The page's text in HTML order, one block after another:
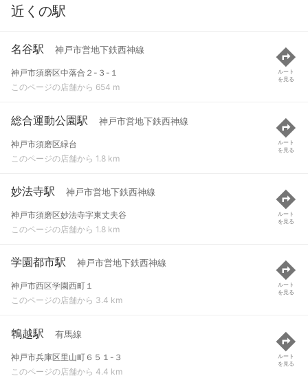
近くの駅
名谷駅 神戸市営地下鉄西神線
神戸市須磨区中落合２-３-１
このページの店舗から 654 m
ルート
を見る
総合運動公園駅 神戸市営地下鉄西神線
神戸市須磨区緑台
このページの店舗から 1.8 km
ルート
を見る
妙法寺駅 神戸市営地下鉄西神線
神戸市須磨区妙法寺字東丈夫谷
このページの店舗から 1.8 km
ルート
を見る
学園都市駅 神戸市営地下鉄西神線
神戸市西区学園西町１
このページの店舗から 3.4 km
ルート
を見る
鵯越駅 有馬線
神戸市兵庫区里山町６５１-３
このページの店舗から 4.4 km
ルート
を見る